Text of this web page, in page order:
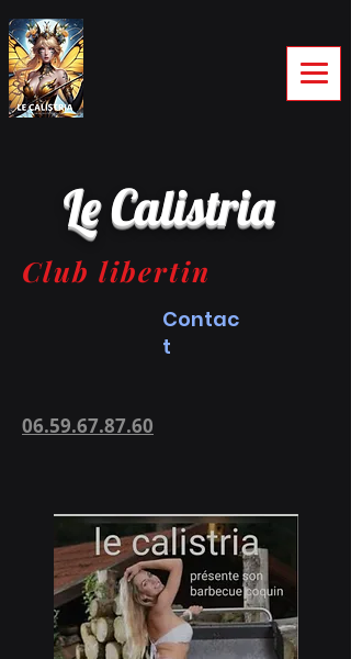
Le Calistria
Club libertin
Contac
t
06.59.67.87.60